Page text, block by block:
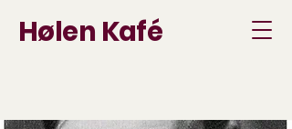
Hølen Kafé